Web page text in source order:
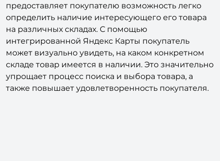
предоставляет покупателю возможность легко
определить наличие интересующего его товара
на различных складах. С помощью
интегрированной Яндекс Карты покупатель
может визуально увидеть, на каком конкретном
складе товар имеется в наличии. Это значительно
упрощает процесс поиска и выбора товара, а
также повышает удовлетворенность покупателя.